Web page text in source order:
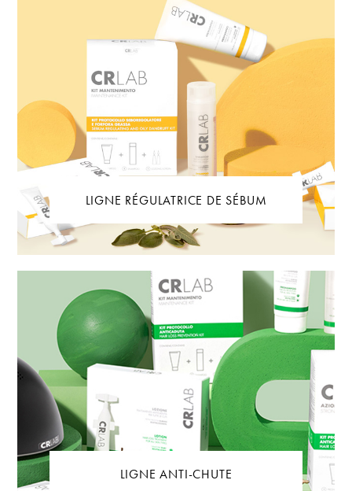
LIGNE RÉGULATRICE DE SÉBUM
LIGNE ANTI-CHUTE